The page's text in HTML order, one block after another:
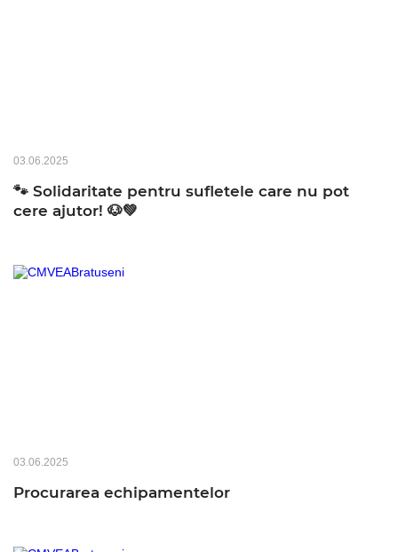
03.06.2025
🐾 Solidaritate pentru sufletele care nu pot
cere ajutor! 🐶💚
03.06.2025
Procurarea echipamentelor